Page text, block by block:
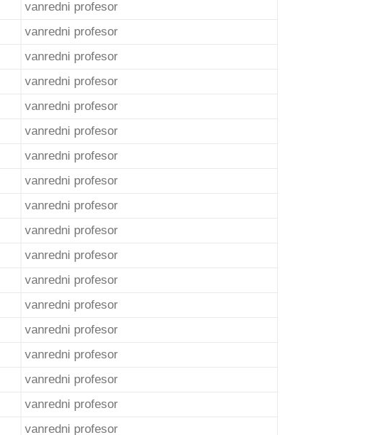
vanredni profesor
vanredni profesor
vanredni profesor
vanredni profesor
vanredni profesor
vanredni profesor
vanredni profesor
vanredni profesor
vanredni profesor
vanredni profesor
vanredni profesor
vanredni profesor
vanredni profesor
vanredni profesor
vanredni profesor
vanredni profesor
vanredni profesor
vanredni profesor